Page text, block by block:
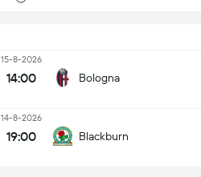
15-8-2026
14:00 Bologna
14-8-2026
19:00 Blackburn